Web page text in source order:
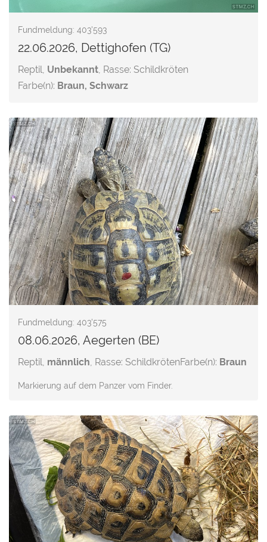
Fundmeldung: 403'593
22.06.2026, Dettighofen (TG)
Reptil, Unbekannt, Rasse: Schildkröten
Farbe(n): Braun, Schwarz
Fundmeldung: 403'575
08.06.2026, Aegerten (BE)
Reptil, männlich, Rasse: SchildkrötenFarbe(n): Braun
Markierung auf dem Panzer vom Finder.